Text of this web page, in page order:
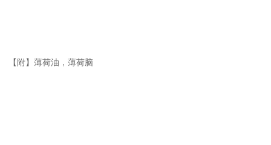
【附】薄荷油，薄荷脑